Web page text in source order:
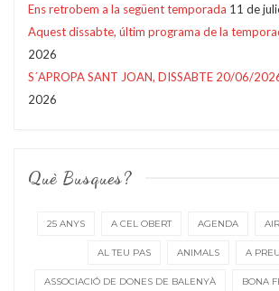
Ens retrobem a la següent temporada 11 de
Aquest dissabte, últim programa de la
2026
S´APROPA SANT JOAN, DISSABTE 20/06/
2026
Què Busques?
25 ANYS A CEL OBERT AGENDA
AL TEU PAS ANIMALS A
ASSOCIACIÓ DE DONES DE BALENYÀ BONA